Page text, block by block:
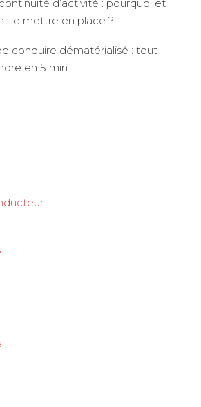
d’activité : pourquoi et
le mettre en place ?
conduire dématérialisé : tout
en 5 min